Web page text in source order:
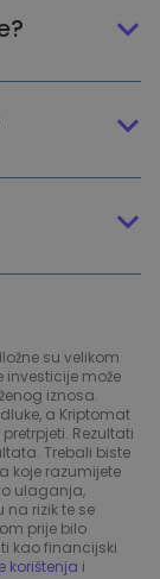
su velikom
investicije može
iznosa.
a Kriptomat
Rezultati
Trebali biste
koje razumijete
ulaganja,
rizik te se
prije bilo
kao financijski
korištenja i